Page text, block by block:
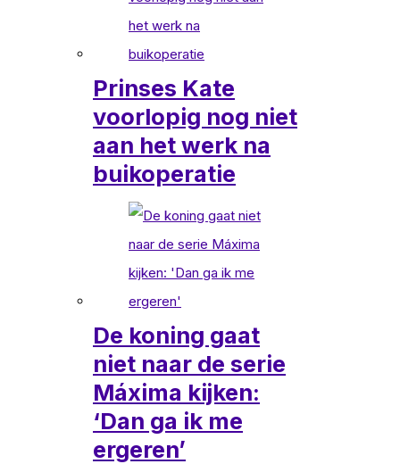
Prinses Kate
voorlopig nog niet
aan het werk na
buikoperatie
De koning gaat
niet naar de serie
Máxima kijken:
‘Dan ga ik me
ergeren’